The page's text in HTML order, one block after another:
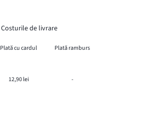
Costurile de livrare
Plată cu cardul
Plată ramburs
12,90 lei -